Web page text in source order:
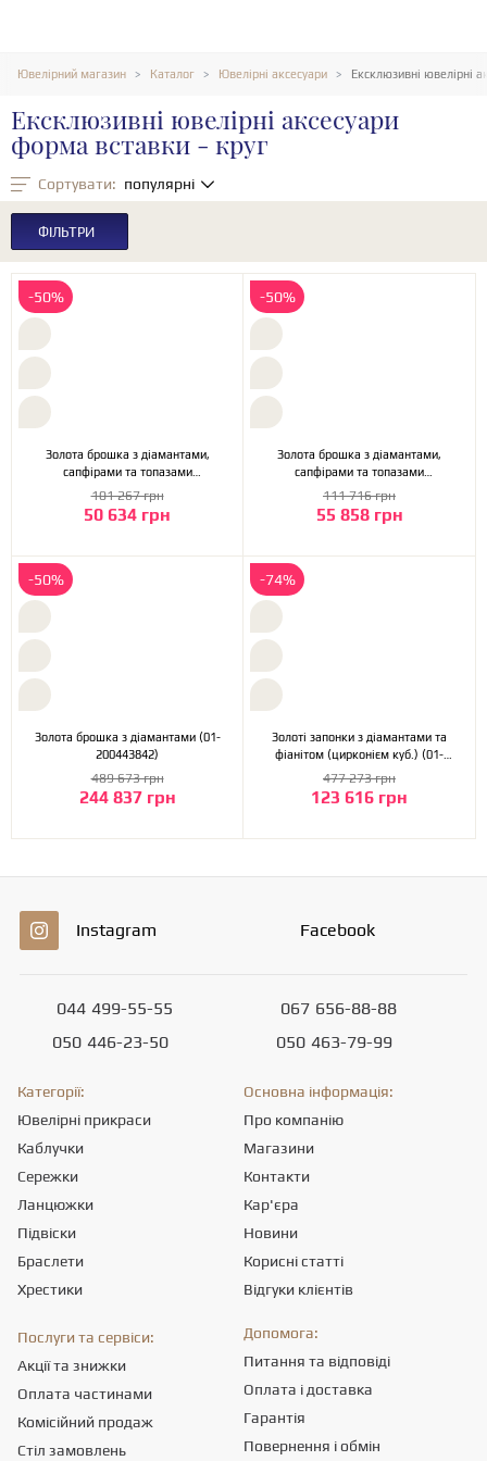
Ювелірний магазин Каталог Ювелірні аксесуари Ексклюзивні ювелірні
Ексклюзивні ювелірні аксесуари
форма вставки - круг
Сортувати: популярні
ФІЛЬТРИ
-50%
Золота брошка з діамантами,
сапфірами та топазами
(11б_бр-007)
50 634 грн
101 267 грн
-50%
Золота брошка з діамантами,
сапфірами та топазами
(11б_бр-012)
55 858 грн
111 716 грн
-50%
Золота брошка з діамантами (01-
200443842)
244 837 грн
489 673 грн
-74%
Золоті запонки з діамантами та
фіанітом (цирконієм куб.) (01-
200257972)
123 616 грн
477 273 грн
Instagram Facebook
044 499-55-55
050 446-23-50
067 656-88-88
050 463-79-99
Категорії:
Ювелірні прикраси
Каблучки
Сережки
Ланцюжки
Підвіски
Браслети
Хрестики
Основна інформація:
Про компанію
Магазини
Контакти
Кар'єра
Новини
Корисні статті
Відгуки клієнтів
Послуги та сервіси:
Акції та знижки
Оплата частинами
Комісійний продаж
Стіл замовлень
Допомога:
Питання та відповіді
Оплата і доставка
Гарантія
Повернення і обмін